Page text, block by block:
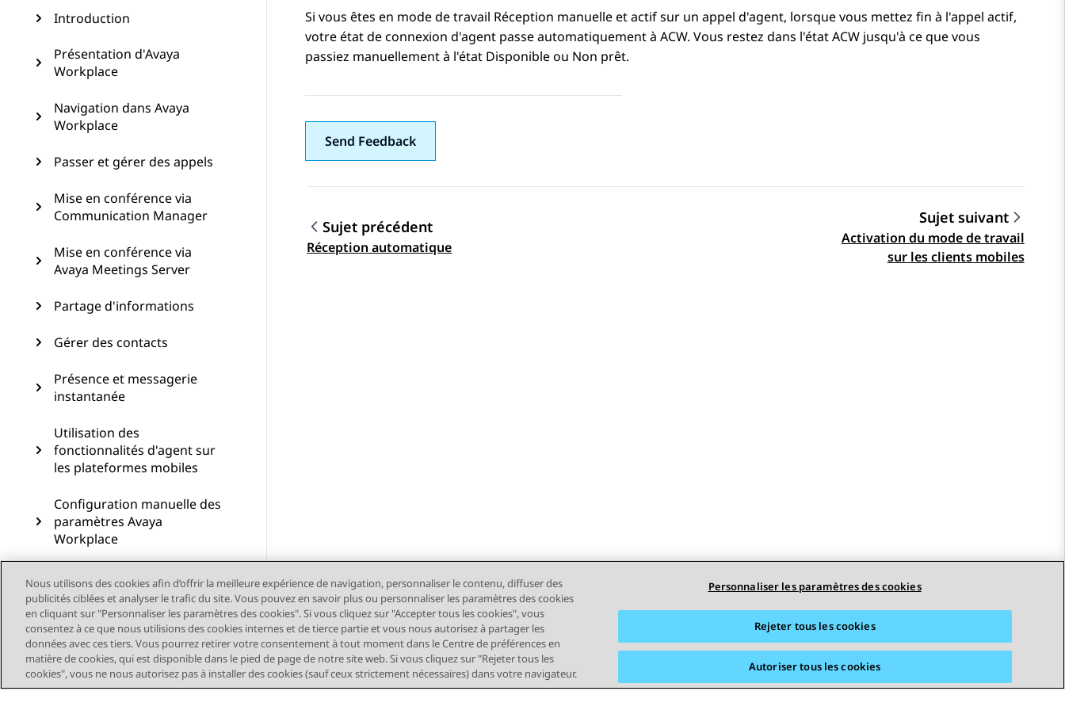
Introduction
Présentation d'Avaya
Workplace
Navigation dans Avaya
Workplace
Passer et gérer des appels
Mise en conférence via
Communication Manager
Mise en conférence via
Avaya Meetings Server
Partage d'informations
Gérer des contacts
Présence et messagerie
instantanée
Utilisation des
fonctionnalités d'agent sur
les plateformes mobiles
Configuration manuelle des
paramètres Avaya
Workplace
niveau d'Avaya Workplace
Résolution des problèmes
Si vous êtes en mode de travail Réception manuelle et actif sur un appel d'agent, lorsque vous mettez fin à l'appel actif,
votre état de connexion d'agent passe automatiquement à ACW. Vous restez dans l'état ACW jusqu'à ce que vous
passiez manuellement à l'état Disponible ou Non prêt.
Send Feedback
Navigation par sujet
Sujet précédent
Réception automatique
Sujet suivant
Activation du mode de travail
sur les clients mobiles
Nous utilisons des cookies afin d’offrir la meilleure expérience de navigation, personnaliser le contenu, diffuser des
publicités ciblées et analyser le trafic du site. Vous pouvez en savoir plus ou personnaliser les paramètres des cookies
en cliquant sur "Personnaliser les paramètres des cookies". Si vous cliquez sur "Accepter tous les cookies", vous
consentez à ce que nous utilisions des cookies internes et de tierce partie et vous nous autorisez à partager les
données avec ces tiers. Vous pourrez retirer votre consentement à tout moment dans le Centre de préférences en
matière de cookies, qui est disponible dans le pied de page de notre site web. Si vous cliquez sur "Rejeter tous les
cookies", vous ne nous autorisez pas à installer des cookies (sauf ceux strictement nécessaires) dans votre navigateur.
Personnaliser les paramètres des cookies
Rejeter tous les cookies
Autoriser tous les cookies